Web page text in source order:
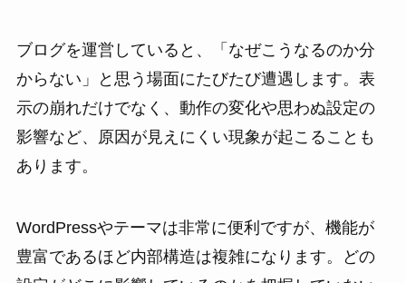
ブログを運営していると、「なぜこうなるのか分
からない」と思う場面にたびたび遭遇します。表
示の崩れだけでなく、動作の変化や思わぬ設定の
影響など、原因が見えにくい現象が起こることも
あります。
WordPressやテーマは非常に便利ですが、機能が
豊富であるほど内部構造は複雑になります。どの